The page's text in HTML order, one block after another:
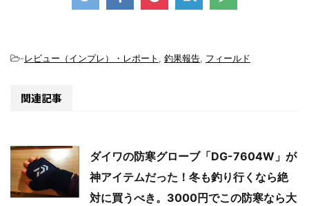
-レビュー（インプレ）・レポート , 釣果報告, フィールド
関連記事
ダイワの防寒グローブ「DG-7604W」が
神アイテムだった！冬も釣り行くなら絶
対に買うべき。3000円でこの防寒なら大